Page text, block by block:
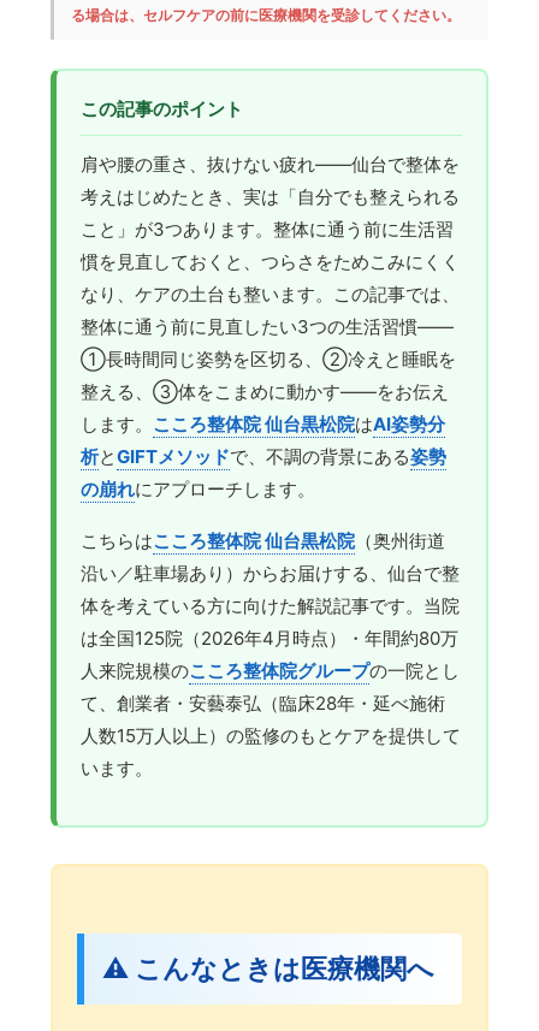
る場合は、セルフケアの前に医療機関を受診してください。
この記事のポイント
肩や腰の重さ、抜けない疲れ——仙台で整体を
考えはじめたとき、実は「自分でも整えられる
こと」が3つあります。整体に通う前に生活習
慣を見直しておくと、つらさをためこみにくく
なり、ケアの土台も整います。この記事では、
整体に通う前に見直したい3つの生活習慣——
①長時間同じ姿勢を区切る、②冷えと睡眠を
整える、③体をこまめに動かす——をお伝え
します。 こころ整体院 仙台黒松院はAI姿勢分
析とGIFTメソッドで、不調の背景にある姿勢
の崩れにアプローチします。
こちらはこころ整体院 仙台黒松院（奥州街道
沿い／駐車場あり）からお届けする、仙台で整
体を考えている方に向けた解説記事です。当院
は全国125院（2026年4月時点）・年間約80万
人来院規模のこころ整体院グループの一院とし
て、創業者・安藝泰弘（臨床28年・延べ施術
人数15万人以上）の監修のもとケアを提供して
います。
⚠️ こんなときは医療機関へ